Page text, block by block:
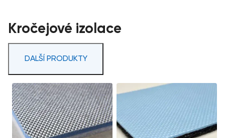
Kročejové izolace
DALŠÍ PRODUKTY